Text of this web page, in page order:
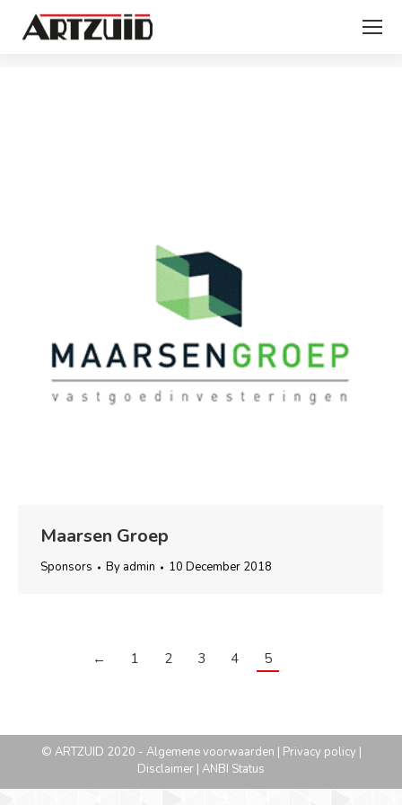
Maarsen Groep
Sponsors By admin 10 December 2018
← 1 2 3 4 5
© ARTZUID 2020 - Algemene voorwaarden | Privacy policy |
Disclaimer | ANBI Status